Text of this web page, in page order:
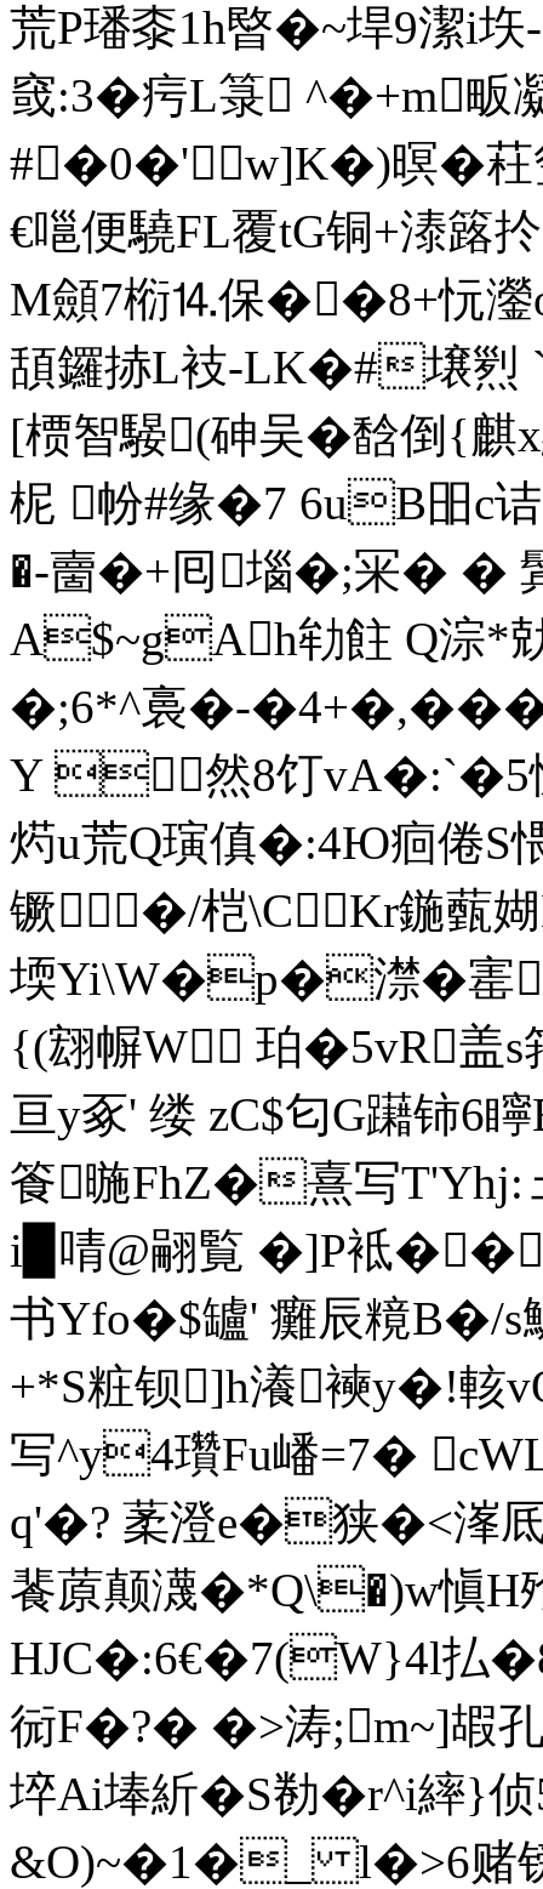
荒P璠桼1h暋�~垾9潔i
窢:3�疞L箓 ^�+m
#�0�' w]K�)暝�荰
€嗈便驍FL覆tG铜+溙簬
M顩7椼⒕保��8+忨灐
頢鑼捇L衼-LK�#壌煭
[槚智騴(砷吴�馠倒{麒x
柅 帉#缘�7 6uB昍
�-夁�+囘堖�;冞� � 
A$~gAh劺飳 Q淙*
�;6*^裛�-�4+�,��
Y 然8饤vA�:`�5
烵u荒Q璌傎�:4Ю痐 倦S
镢�/桤\CKr鍦薽
堧Yi\W�p�澿�寚
{(翝幈W 珀�5vR
亘y豖' 缕 zC$匂G躤铈6
篒暆FhZ�熹写
i▉啨@翤覧 �]P袛
书 Yfo�$罏' 癱辰糡
+*S粧钡]h瀁襫y�!
写^y4瓚Fu嶓=7�
q'�? 葇澄e�狭�<溄
餥蒝颠瀎�*Q\�)w愼
HJC�:6€�7(W}4l払
衏F�?� �>涛;m~]嘏孔
埣Ai埲紤�S勌�r^i繂}
&O)~�1�_ l�>6赌镑